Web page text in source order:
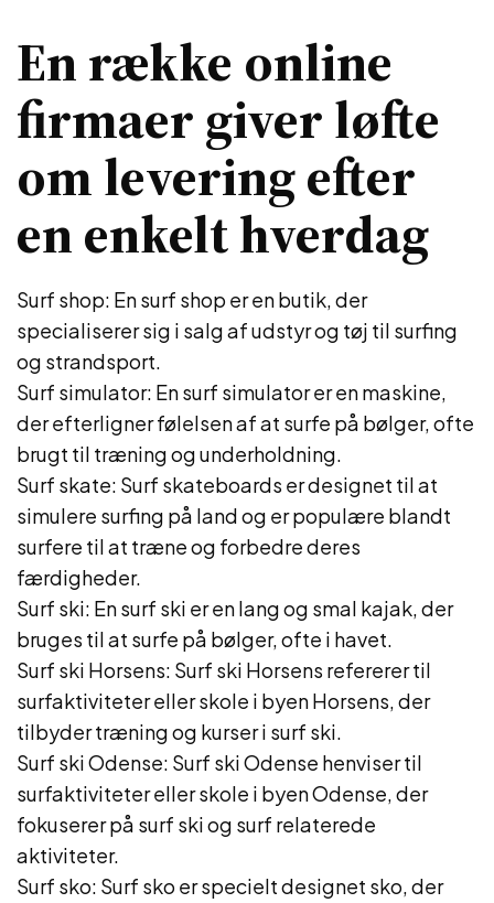
En række online
firmaer giver løfte
om levering efter
en enkelt hverdag
Surf shop: En surf shop er en butik, der
specialiserer sig i salg af udstyr og tøj til surfing
og strandsport.
Surf simulator: En surf simulator er en maskine,
der efterligner følelsen af at surfe på bølger, ofte
brugt til træning og underholdning.
Surf skate: Surf skateboards er designet til at
simulere surfing på land og er populære blandt
surfere til at træne og forbedre deres
færdigheder.
Surf ski: En surf ski er en lang og smal kajak, der
bruges til at surfe på bølger, ofte i havet.
Surf ski Horsens: Surf ski Horsens refererer til
surfaktiviteter eller skole i byen Horsens, der
tilbyder træning og kurser i surf ski.
Surf ski Odense: Surf ski Odense henviser til
surfaktiviteter eller skole i byen Odense, der
fokuserer på surf ski og surf relaterede
aktiviteter.
Surf sko: Surf sko er specielt designet sko, der